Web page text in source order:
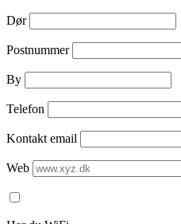
Dør
Postnummer
By
Telefon
Kontakt email
Web